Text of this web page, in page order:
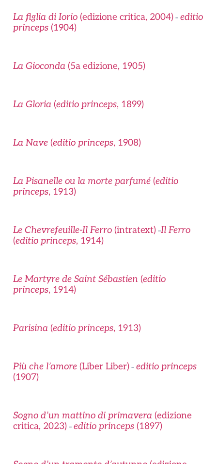
La figlia di Iorio(edizione critica, 2004)– editio
princeps(1904)
La Gioconda (5a edizione, 1905)
La Gloria (editio princeps, 1899)
La Nave(editio princeps, 1908)
La Pisanelle ou la morte parfumé(editio
princeps, 1913)
Le Chevrefeuille-Il Ferro (intratext)–Il Ferro
(editio princeps, 1914)
Le Martyre de Saint Sébastien (editio
princeps, 1914)
Parisina (editio princeps, 1913)
Più che l’amore (Liber Liber)– editio princeps
(1907)
Sogno d’un mattino di primavera (edizione
critica, 2023)– editio princeps(1897)